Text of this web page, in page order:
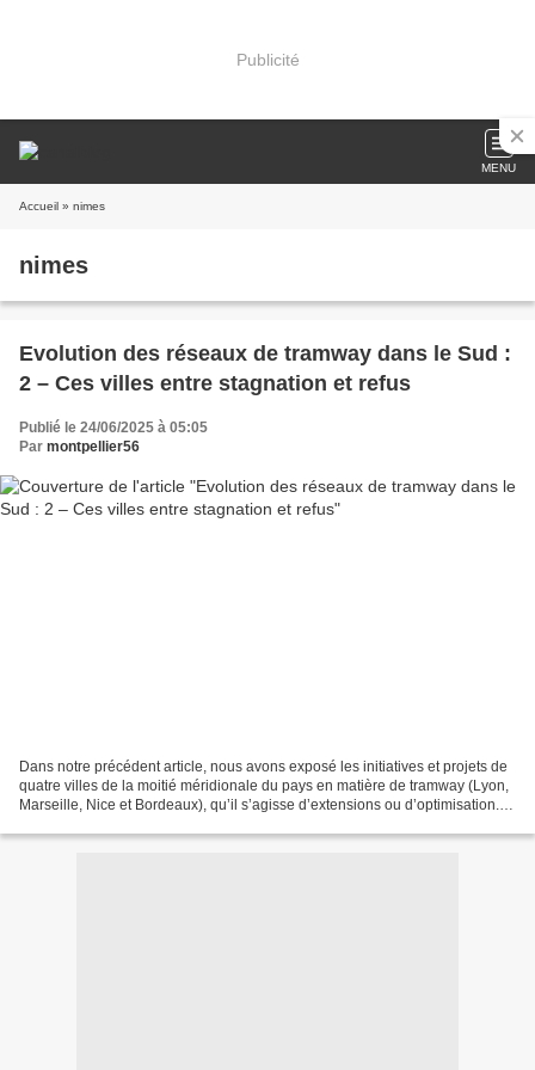
Publicité
MENU
Accueil » nimes
nimes
Evolution des réseaux de tramway dans le Sud :
2 – Ces villes entre stagnation et refus
Publié le 24/06/2025 à 05:05
Par montpellier56
Dans notre précédent article, nous avons exposé les initiatives et projets de
quatre villes de la moitié méridionale du pays en matière de tramway (Lyon,
Marseille, Nice et Bordeaux), qu’il s’agisse d’extensions ou d’optimisation.